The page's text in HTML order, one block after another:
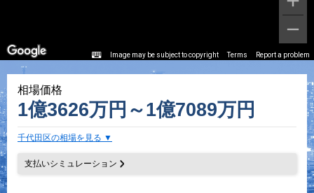
相場価格
1億3626万円～1億7089万円
千代田区の相場を見る
支払いシミュレーション
Image may be subject to copyright Terms Report a problem